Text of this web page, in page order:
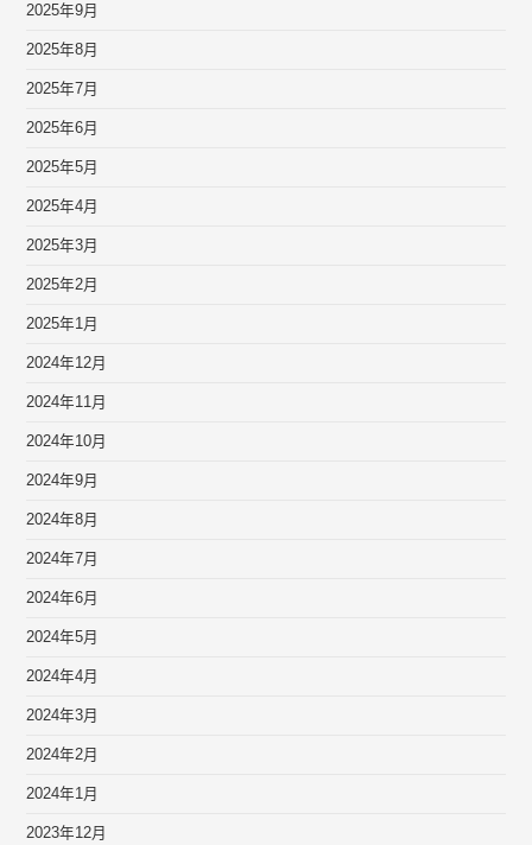
2025年9月
2025年8月
2025年7月
2025年6月
2025年5月
2025年4月
2025年3月
2025年2月
2025年1月
2024年12月
2024年11月
2024年10月
2024年9月
2024年8月
2024年7月
2024年6月
2024年5月
2024年4月
2024年3月
2024年2月
2024年1月
2023年12月